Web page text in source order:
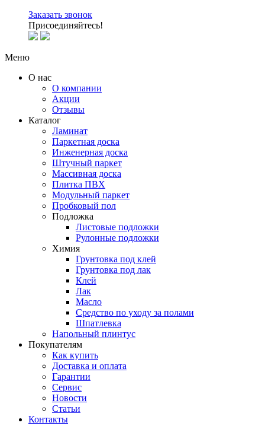
Заказать звонок
Присоединяйтесь!
Меню
О нас
О компании
Акции
Отзывы
Каталог
Ламинат
Паркетная доска
Инженерная доска
Штучный паркет
Массивная доска
Плитка ПВХ
Модульный паркет
Пробковый пол
Подложка
Листовые подложки
Рулонные подложки
Химия
Грунтовка под клей
Грунтовка под лак
Клей
Лак
Масло
Средство по уходу за полами
Шпатлевка
Напольный плинтус
Покупателям
Как купить
Доставка и оплата
Гарантии
Сервис
Новости
Статьи
Контакты